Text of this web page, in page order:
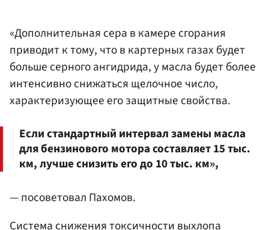
«Дополнительная сера в камере сгорания
приводит к тому, что в картерных газах будет
больше серного ангидрида, у масла будет более
интенсивно снижаться щелочное число,
характеризующее его защитные свойства.
Если стандартный интервал замены масла
для бензинового мотора составляет 15 тыс.
км, лучше снизить его до 10 тыс. км»,
— посоветовал Пахомов.
Cистема снижения токсичности выхлопа